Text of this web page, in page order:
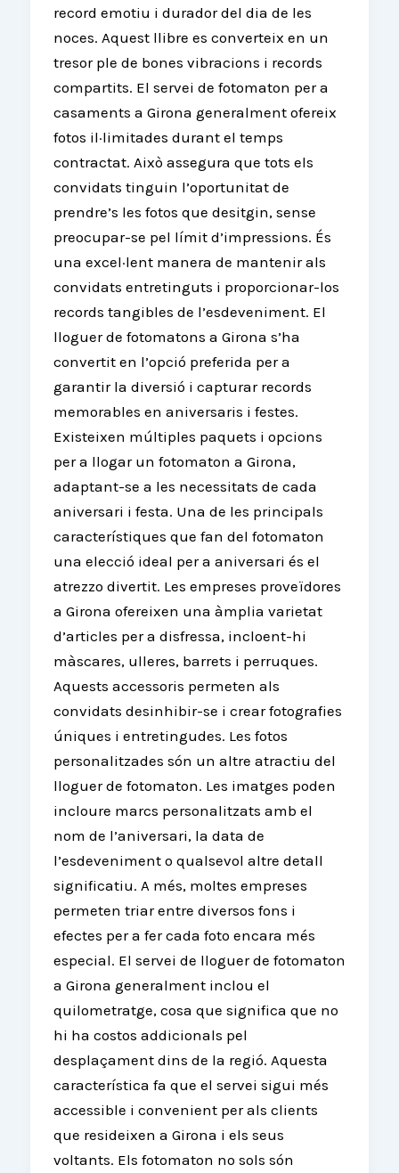
record emotiu i durador del dia de les
noces. Aquest llibre es converteix en un
tresor ple de bones vibracions i records
compartits. El servei de fotomaton per a
casaments a Girona generalment ofereix
fotos il·limitades durant el temps
contractat. Això assegura que tots els
convidats tinguin l’oportunitat de
prendre’s les fotos que desitgin, sense
preocupar-se pel límit d’impressions. És
una excel·lent manera de mantenir als
convidats entretinguts i proporcionar-los
records tangibles de l’esdeveniment. El
lloguer de fotomatons a Girona s’ha
convertit en l’opció preferida per a
garantir la diversió i capturar records
memorables en aniversaris i festes.
Existeixen múltiples paquets i opcions
per a llogar un fotomaton a Girona,
adaptant-se a les necessitats de cada
aniversari i festa. Una de les principals
característiques que fan del fotomaton
una elecció ideal per a aniversari és el
atrezzo divertit. Les empreses proveïdores
a Girona ofereixen una àmplia varietat
d’articles per a disfressa, incloent-hi
màscares, ulleres, barrets i perruques.
Aquests accessoris permeten als
convidats desinhibir-se i crear fotografies
úniques i entretingudes. Les fotos
personalitzades són un altre atractiu del
lloguer de fotomaton. Les imatges poden
incloure marcs personalitzats amb el
nom de l’aniversari, la data de
l’esdeveniment o qualsevol altre detall
significatiu. A més, moltes empreses
permeten triar entre diversos fons i
efectes per a fer cada foto encara més
especial. El servei de lloguer de fotomaton
a Girona generalment inclou el
quilometratge, cosa que significa que no
hi ha costos addicionals pel
desplaçament dins de la regió. Aquesta
característica fa que el servei sigui més
accessible i convenient per als clients
que resideixen a Girona i els seus
voltants. Els fotomaton no sols són